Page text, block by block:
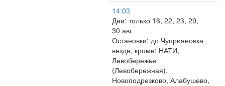
14:03
Дни: только 16, 22, 23, 29,
30 авг
Остановки: до Чуприяновка
везде, кроме: НАТИ,
Левобережье
(Левобережная),
Новоподрезково, Алабушево,